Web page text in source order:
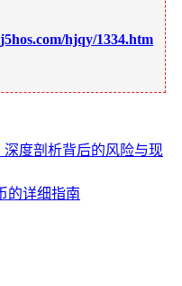
hjqy/1334.htm
度剖析背后的风险与现
的详细指南